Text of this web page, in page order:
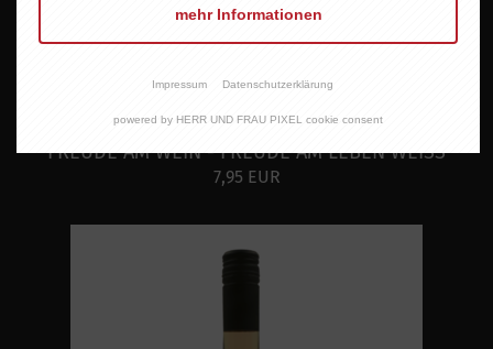
FREUDE AM WEIN - FREUDE AM LEBEN WEISS
7,95 EUR
mehr Informationen
Impressum Datenschutzerklärung
powered by HERR UND FRAU PIXEL cookie consent